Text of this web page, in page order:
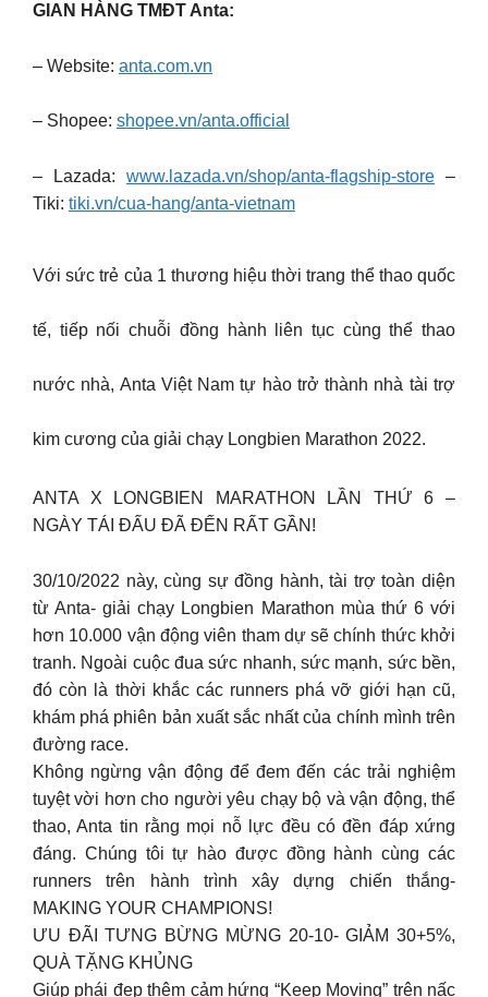
GIAN HÀNG TMĐT Anta:
– Website: anta.com.vn
– Shopee: shopee.vn/anta.official
– Lazada: www.lazada.vn/shop/anta-flagship-store –
Tiki: tiki.vn/cua-hang/anta-vietnam
Với sức trẻ của 1 thương hiệu thời trang thể thao quốc
tế, tiếp nối chuỗi đồng hành liên tục cùng thể thao
nước nhà, Anta Việt Nam tự hào trở thành nhà tài trợ
kim cương của giải chạy Longbien Marathon 2022.
ANTA X LONGBIEN MARATHON LẦN THỨ 6 –
NGÀY TÁI ĐẤU ĐÃ ĐẾN RẤT GẦN!
30/10/2022 này, cùng sự đồng hành, tài trợ toàn diện
từ Anta- giải chạy Longbien Marathon mùa thứ 6 với
hơn 10.000 vận động viên tham dự sẽ chính thức khởi
tranh. Ngoài cuộc đua sức nhanh, sức mạnh, sức bền,
đó còn là thời khắc các runners phá vỡ giới hạn cũ,
khám phá phiên bản xuất sắc nhất của chính mình trên
đường race.
Không ngừng vận động để đem đến các trải nghiệm
tuyệt vời hơn cho người yêu chạy bộ và vận động, thể
thao, Anta tin rằng mọi nỗ lực đều có đền đáp xứng
đáng. Chúng tôi tự hào được đồng hành cùng các
runners trên hành trình xây dựng chiến thắng-
MAKING YOUR CHAMPIONS!
ƯU ĐÃI TƯNG BỪNG MỪNG 20-10- GIẢM 30+5%,
QUÀ TẶNG KHỦNG
Giúp phái đẹp thêm cảm hứng “Keep Moving” trên nấc